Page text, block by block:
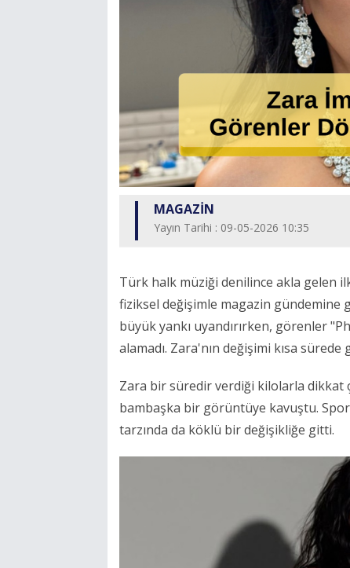
MAGAZİN
Yayın Tarihi : 09-05-2026 10:35
Türk halk müziği denilince akla gelen
fiziksel değişimle magazin gündemine
büyük yankı uyandırırken, görenler
alamadı. Zara'nın değişimi kısa sürede
Zara bir süredir verdiği kilolarla dikkat
bambaşka bir görüntüye kavuştu.
tarzında da köklü bir değişikliğe gitti.